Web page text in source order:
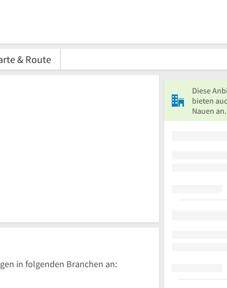
& Route
in folgenden Branchen an:
Diese
bieten
Nauen an.